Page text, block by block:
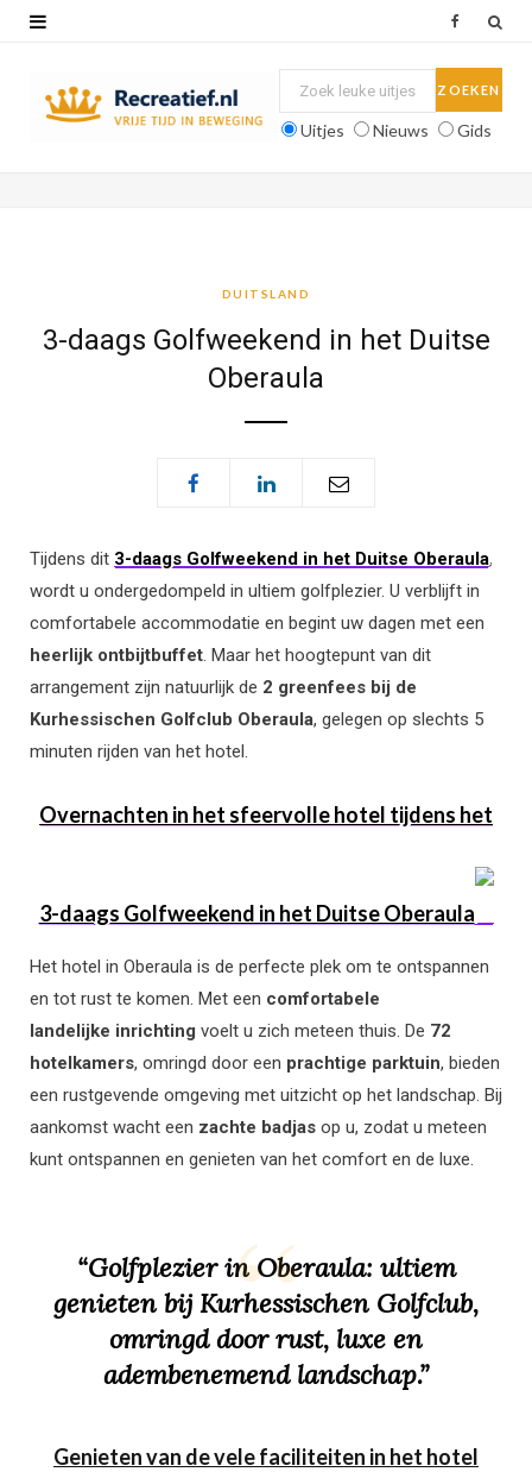
Uitjes Nieuws Gids
DUITSLAND
3-daags Golfweekend in het Duitse
Oberaula
Tijdens dit 3-daags Golfweekend in het Duitse Oberaula,
wordt u ondergedompeld in ultiem golfplezier. U verblijft in
comfortabele accommodatie en begint uw dagen met een
heerlijk ontbijtbuffet. Maar het hoogtepunt van dit
arrangement zijn natuurlijk de 2 greenfees bij de
Kurhessischen Golfclub Oberaula, gelegen op slechts 5
minuten rijden van het hotel.
Overnachten in het sfeervolle hotel tijdens het
3-daags Golfweekend in het Duitse Oberaula
Het hotel in Oberaula is de perfecte plek om te ontspannen
en tot rust te komen. Met een comfortabele
landelijke inrichting voelt u zich meteen thuis. De 72
hotelkamers, omringd door een prachtige parktuin, bieden
een rustgevende omgeving met uitzicht op het landschap. Bij
aankomst wacht een zachte badjas op u, zodat u meteen
kunt ontspannen en genieten van het comfort en de luxe.
“Golfplezier in Oberaula: ultiem
genieten bij Kurhessischen Golfclub,
omringd door rust, luxe en
adembenemend landschap.”
Genieten van de vele faciliteiten in het hotel